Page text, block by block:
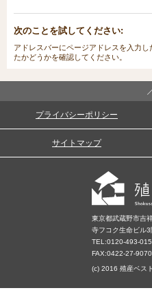
次のことを試してください:
アドレスバーにページアドレスを入力
たかどうかを確認してください。
プライバシーポリシー
サイトマップ
東京都武蔵野市吉
寺フコク生命ビル3
TEL:0120-493-015
FAX:0422-27-9070
(c) 2016 殖産ベス